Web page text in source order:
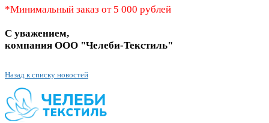
*Минимальный заказ от 5 000 рублей
С уважением,
компания ООО "Челеби-Текстиль"
Назад к списку новостей